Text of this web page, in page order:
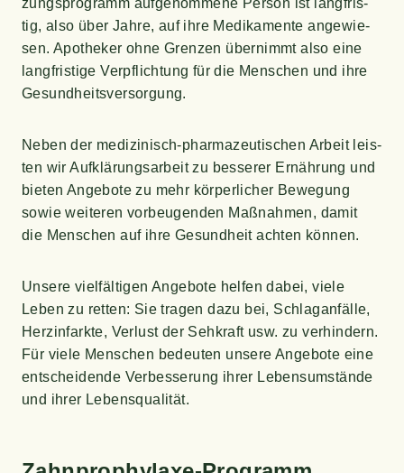
zungs­pro­gramm auf­ge­nom­me­ne Per­son ist lang­fris­
tig, also über Jah­re, auf ihre Medi­ka­men­te ange­wie­
sen. Apo­the­ker ohne Gren­zen über­nimmt also eine
lang­fris­ti­ge Ver­pflich­tung für die Men­schen und ihre
Gesundheitsversorgung.
Neben der medi­zi­nisch-phar­ma­zeu­ti­schen Arbeit leis­
ten wir Auf­klä­rungs­ar­beit zu bes­se­rer Ernäh­rung und
bie­ten Ange­bo­te zu mehr kör­per­li­cher Bewe­gung
sowie wei­te­ren vor­beu­gen­den Maß­nah­men, damit
die Men­schen auf ihre Gesund­heit ach­ten können.
Unse­re viel­fäl­ti­gen Ange­bo­te hel­fen dabei, vie­le
Leben zu ret­ten: Sie tra­gen dazu bei, Schlag­an­fäl­le,
Herz­in­fark­te, Ver­lust der Seh­kraft usw. zu ver­hin­dern.
Für vie­le Men­schen bedeu­ten unse­re Ange­bo­te eine
ent­schei­den­de Ver­bes­se­rung ihrer Lebens­um­stän­de
und ihrer Lebensqualität.